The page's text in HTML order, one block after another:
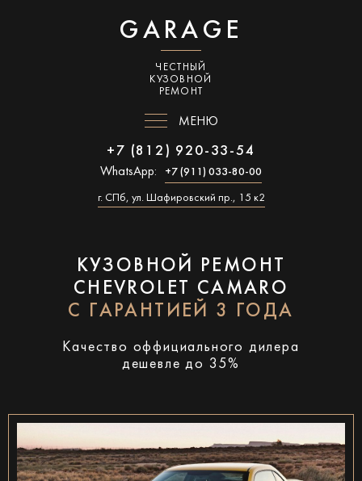
GARAGE
ЧЕСТНЫЙ
КУЗОВНОЙ
РЕМОНТ
МЕНЮ
+7 (812) 920-33-54
WhatsApp: +7 (911) 033-80-00
г. СПб, ул. Шафировский пр., 15 к2
КУЗОВНОЙ РЕМОНТ
CHEVROLET CAMARO
С ГАРАНТИЕЙ 3 ГОДА
Качество оффициального дилера
дешевле до 35%